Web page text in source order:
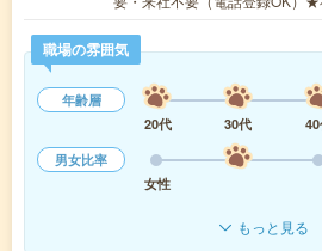
職場の雰囲気
年齢層
20代
30代
男女比率
女性
もっと見る